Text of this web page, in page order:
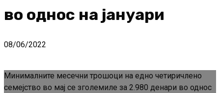
во однос на јануари
08/06/2022
Минималните месечни трошоци на едно четиричлено
семејство во мај се зголемиле за 2.980 денари во однос